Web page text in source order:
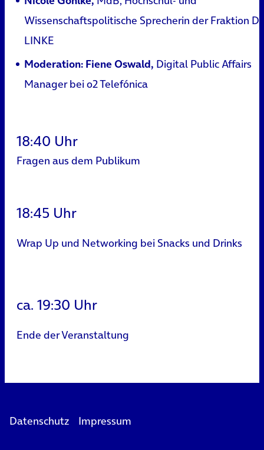
Wissenschaftspolitische Sprecherin der Fraktion
LINKE
Moderation: Fiene Oswald, Digital Public Affairs
Manager bei o2 Telefónica
18:40 Uhr
Fragen aus dem Publikum
18:45 Uhr
Wrap Up und Networking bei Snacks und Drinks
ca. 19:30 Uhr
Ende der Veranstaltung
Datenschutz Impressum